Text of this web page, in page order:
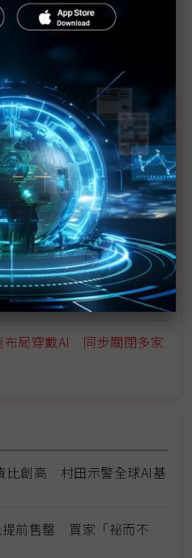
眼鏡三大壁壘
廠精密光學迎來新成長曲
吋高傳導晶圓與AI眼鏡重
眼鏡終極型態尚未定色
戰局 推動市場成長但整
L'Atitude 52°N以「中歐
布局穿戴AI 同步關閉多家
比創高 村田示警全球AI基
前售罄 買家「祕而不